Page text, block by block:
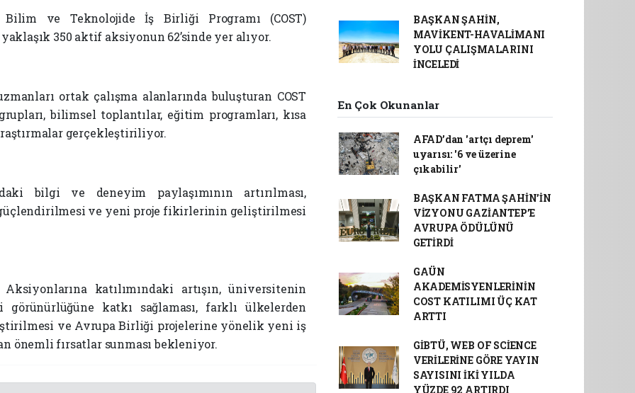
Bilim ve Teknolojide İş Birliği Programı (COST)
350 aktif aksiyonun 62’sinde yer alıyor.
ortak çalışma alanlarında buluşturan COST
bilimsel toplantılar, eğitim programları, kısa
gerçekleştiriliyor.
bilgi ve deneyim paylaşımının artırılması,
güçlendirilmesi ve yeni proje fikirlerinin geliştirilmesi
katılımındaki artışın, üniversitenin
görünürlüğüne katkı sağlaması, farklı ülkelerden
ve Avrupa Birliği projelerine yönelik yeni iş
önemli fırsatlar sunması bekleniyor.
BAŞKAN ŞAHİN,
MAVİKENT-HAVALİMANI
YOLU ÇALIŞMALARINI
İNCELEDİ
En Çok Okunanlar
AFAD’dan 'artçı deprem'
uyarısı: '6 ve üzerine
çıkabilir'
BAŞKAN FATMA ŞAHİN’İN
VİZYONU GAZİANTEP’E
AVRUPA ÖDÜLÜNÜ
GETİRDİ
GAÜN
AKADEMİSYENLERİNİN
COST KATILIMI ÜÇ KAT
ARTTI
GİBTÜ, WEB OF SCİENCE
VERİLERİNE GÖRE YAYIN
SAYISINI İKİ YILDA
YÜZDE 92 ARTIRDI